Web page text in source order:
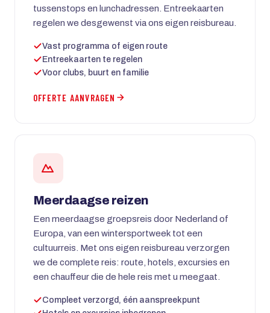
tussenstops en lunchadressen. Entreekaarten
regelen we desgewenst via ons eigen reisbureau.
Vast programma of eigen route
Entreekaarten te regelen
Voor clubs, buurt en familie
OFFERTE AANVRAGEN
Meerdaagse reizen
Een meerdaagse groepsreis door Nederland of
Europa, van een wintersportweek tot een
cultuurreis. Met ons eigen reisbureau verzorgen
we de complete reis: route, hotels, excursies en
een chauffeur die de hele reis met u meegaat.
Compleet verzorgd, één aanspreekpunt